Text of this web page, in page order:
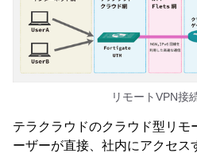
リモートVPN接
テラクラウドのクラウド型リモ
ーザーが直接、社内にアクセス